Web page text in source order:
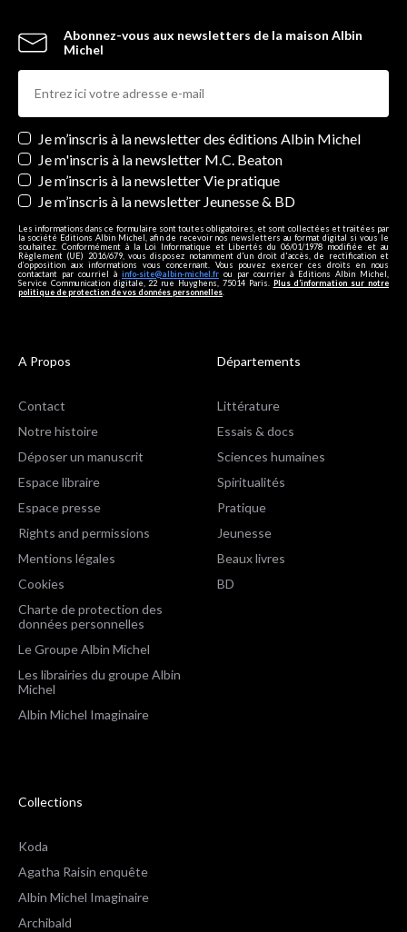
Abonnez-vous aux newsletters de la maison Albin
Michel
Newsletters
Je m’inscris à la newsletter des éditions Albin Michel
Je m'inscris à la newsletter M.C. Beaton
Je m’inscris à la newsletter Vie pratique
Je m’inscris à la newsletter Jeunesse & BD
Les informations dans ce formulaire sont toutes obligatoires, et sont collectées et traitées par
la société Editions Albin Michel, afin de recevoir nos newsletters au format digital si vous le
souhaitez. Conformément à la Loi Informatique et Libertés du 06/01/1978 modifiée et au
Règlement (UE) 2016/679, vous disposez notamment d'un droit d'accès, de rectification et
d’opposition aux informations vous concernant. Vous pouvez exercer ces droits en nous
contactant par courriel à info-site@albin-michel.fr ou par courrier à Editions Albin Michel,
Service Communication digitale, 22 rue Huyghens, 75014 Paris. Plus d’information sur notre
politique de protection de vos données personnelles
A Propos
Contact
Notre histoire
Déposer un manuscrit
Espace libraire
Espace presse
Rights and permissions
Mentions légales
Cookies
Charte de protection des
données personnelles
Le Groupe Albin Michel
Les librairies du groupe Albin
Michel
Albin Michel Imaginaire
Départements
Littérature
Essais & docs
Sciences humaines
Spiritualités
Pratique
Jeunesse
Beaux livres
BD
Collections
Koda
Agatha Raisin enquête
Albin Michel Imaginaire
Archibald